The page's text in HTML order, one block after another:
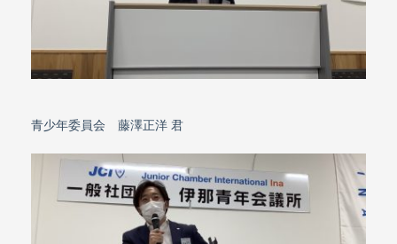
青少年委員会 藤澤正洋 君